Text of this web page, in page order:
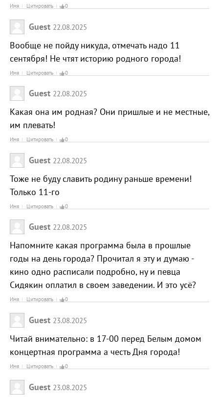
Имя Цитировать 0
Guest 22.08.2025
Вообще не пойду никуда, отмечать надо 11
сентября! Не чтят историю родного города!
Имя Цитировать 0
Guest 22.08.2025
Какая она им родная? Они пришлые и не местные,
им плевать!
Имя Цитировать 0
Guest 22.08.2025
Тоже не буду славить родину раньше времени!
Только 11-го
Имя Цитировать 0
Guest 22.08.2025
Напомните какая программа была в прошлые
годы на день города? Прочитал я эту и думаю -
кино одно расписали подробно, ну и певца
Сидякин оплатил в своем заведении. И это усё?
Имя Цитировать 0
Guest 23.08.2025
Читай внимательно: в 17-00 перед Белым домом
концертная программа а честь Дня города!
Имя Цитировать 0
Guest 23.08.2025